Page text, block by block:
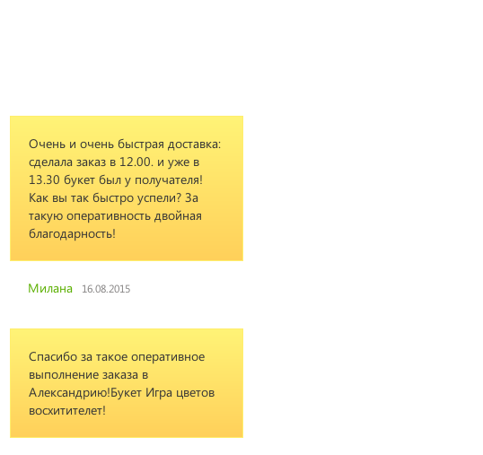
Очень и очень быстрая доставка:
сделала заказ в 12.00. и уже в
13.30 букет был у получателя!
Как вы так быстро успели? За
такую оперативность двойная
благодарность!
Милана 16.08.2015
Спасибо за такое оперативное
выполнение заказа в
Александрию!Букет Игра цветов
восхитителет!